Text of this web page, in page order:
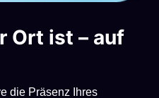
Ort ist – auf
die Präsenz Ihres